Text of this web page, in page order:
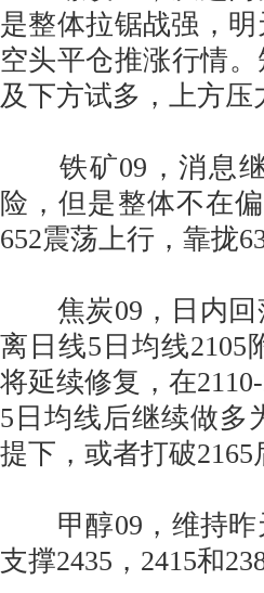
是整体拉锯战强，
空头平仓推涨行情
及下方试多，上方压
铁矿09，消息继
险，但是整体不在
652震荡上行，靠拢
焦炭09，日内回
离日线5日均线
将延续修复，在
5日均线后继续做多
提下，或者打破
甲醇09，维持昨
支撑2435，2415和